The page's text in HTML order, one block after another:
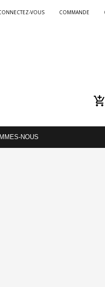
COMMANDE
VOUS
NOUS